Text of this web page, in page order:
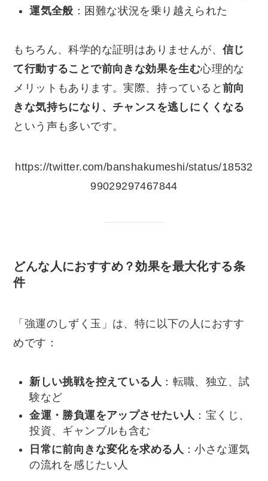
運気全般 ：困難な状況を乗り越えられた
もちろん、科学的な証明はありませんが、信じ
て行動することで前向きな効果を生む心理的な
メリットもあります。実際、持っていると前向
きな気持ちになり、チャンスを逃しにくくなる
という声も多いです。
https://twitter.com/banshakumeshi/status/18532
99029297467844
どんな人におすすめ？効果を最大化する条
件
「強運のしずく玉」は、特に以下の人におすす
めです：
新しい挑戦を控えている人 ：転職、独立、試
験など
金運・勝負運をアップさせたい人 ：宝くじ、
投資、ギャンブルも含む
日常に前向きな変化を求める人 ：小さな運気
の流れを感じたい人